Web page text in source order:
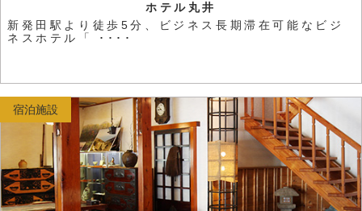
ホテル丸井
新発田駅より徒歩5分、ビジネス長期滞在可能なビジ
ネスホテル「 ････
宿泊施設